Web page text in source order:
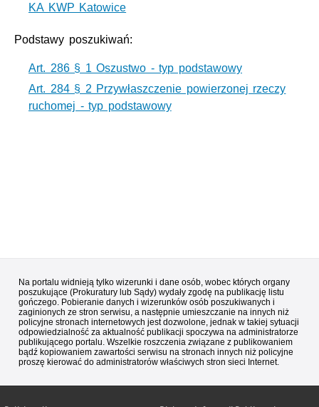
KA KWP Katowice
Podstawy poszukiwań:
Art. 286 § 1 Oszustwo - typ podstawowy
Art. 284 § 2 Przywłaszczenie powierzonej rzeczy
ruchomej - typ podstawowy
Na portalu widnieją tylko wizerunki i dane osób, wobec których organy
poszukujące (Prokuratury lub Sądy) wydały zgodę na publikację listu
gończego. Pobieranie danych i wizerunków osób poszukiwanych i
zaginionych ze stron serwisu, a następnie umieszczanie na innych niż
policyjne stronach internetowych jest dozwolone, jednak w takiej sytuacji
odpowiedzialność za aktualność publikacji spoczywa na administratorze
publikującego portalu. Wszelkie roszczenia związane z publikowaniem
bądź kopiowaniem zawartości serwisu na stronach innych niż policyjne
proszę kierować do administratorów właściwych stron sieci Internet.